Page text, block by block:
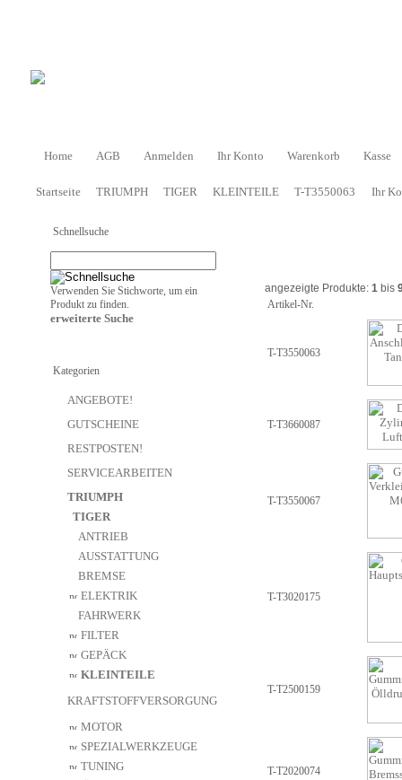
Home AGB Anmelden Ihr Konto Warenkorb Kasse
Startseite TRIUMPH TIGER KLEINTEILE T-T3550063 Ihr
Schnellsuche
Verwenden Sie Stichworte, um ein
Produkt zu finden.
erweiterte Suche
Kategorien
ANGEBOTE!
GUTSCHEINE
RESTPOSTEN!
SERVICEARBEITEN
TRIUMPH
TIGER
ANTRIEB
AUSSTATTUNG
BREMSE
ELEKTRIK
FAHRWERK
FILTER
GEPÄCK
KLEINTEILE
KRAFTSTOFFVERSORGUNG
MOTOR
SPEZIALWERKZEUGE
TUNING
angezeigte Produkte: 1 bis
Artikel-Nr.
T-T3550063
T-T3660087
T-T3550067
T-T3020175
T-T2500159
T-T2020074